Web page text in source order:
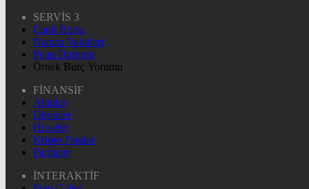
SERVİS 3
Canlı Borsa
Namaz Vakitleri
Puan Durumu
Örnek Burç Yorumu
FİNANSİF
Altınlar
Dövizler
Hisseler
Kripto Paralar
Pariteler
İNTERAKTİF